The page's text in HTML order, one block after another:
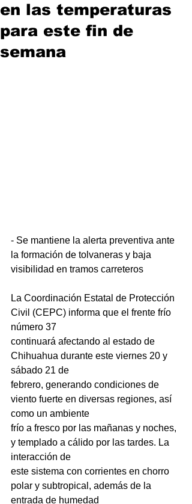
en las temperaturas
para este fin de
semana
- Se mantiene la alerta preventiva ante
la formación de tolvaneras y baja
visibilidad en tramos carreteros
La Coordinación Estatal de Protección
Civil (CEPC) informa que el frente frío
número 37
continuará afectando al estado de
Chihuahua durante este viernes 20 y
sábado 21 de
febrero, generando condiciones de
viento fuerte en diversas regiones, así
como un ambiente
frío a fresco por las mañanas y noches,
y templado a cálido por las tardes. La
interacción de
este sistema con corrientes en chorro
polar y subtropical, además de la
entrada de humedad